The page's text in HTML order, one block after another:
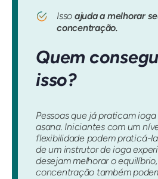
Isso ajuda a melhorar
concentração.
Quem
isso?
Pessoas que já praticam
asana. Iniciantes com um
flexibilidade podem praticá-
de um instrutor de ioga
desejam melhorar o
concentração também